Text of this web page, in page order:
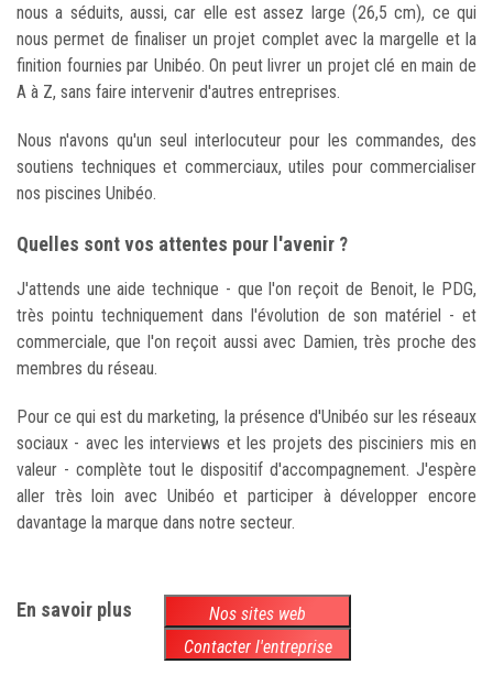
nous a séduits, aussi, car elle est assez large (26,5 cm), ce qui
nous permet de finaliser un projet complet avec la margelle et la
finition fournies par Unibéo. On peut livrer un projet clé en main de
A à Z, sans faire intervenir d'autres entreprises.
Nous n'avons qu'un seul interlocuteur pour les commandes, des
soutiens techniques et commerciaux, utiles pour commercialiser
nos piscines Unibéo.
Quelles sont vos attentes pour l'avenir ?
J'attends une aide technique - que l'on reçoit de Benoit, le PDG,
très pointu techniquement dans l'évolution de son matériel - et
commerciale, que l'on reçoit aussi avec Damien, très proche des
membres du réseau.
Pour ce qui est du marketing, la présence d'Unibéo sur les réseaux
sociaux - avec les interviews et les projets des pisciniers mis en
valeur - complète tout le dispositif d'accompagnement. J'espère
aller très loin avec Unibéo et participer à développer encore
davantage la marque dans notre secteur.
En savoir plus
Nos sites web
Contacter l'entreprise